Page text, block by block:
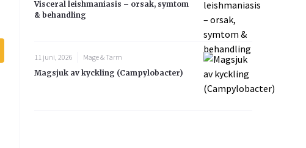
Visceral leishmaniasis – orsak, symtom
& behandling
11 juni, 2026
Mage & Tarm
Magsjuk av kyckling (Campylobacter)